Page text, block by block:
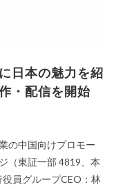
日本の魅力を紹
・配信を開始
の中国向けプロモー
（東証一部 4819、本
員グループCEO：林